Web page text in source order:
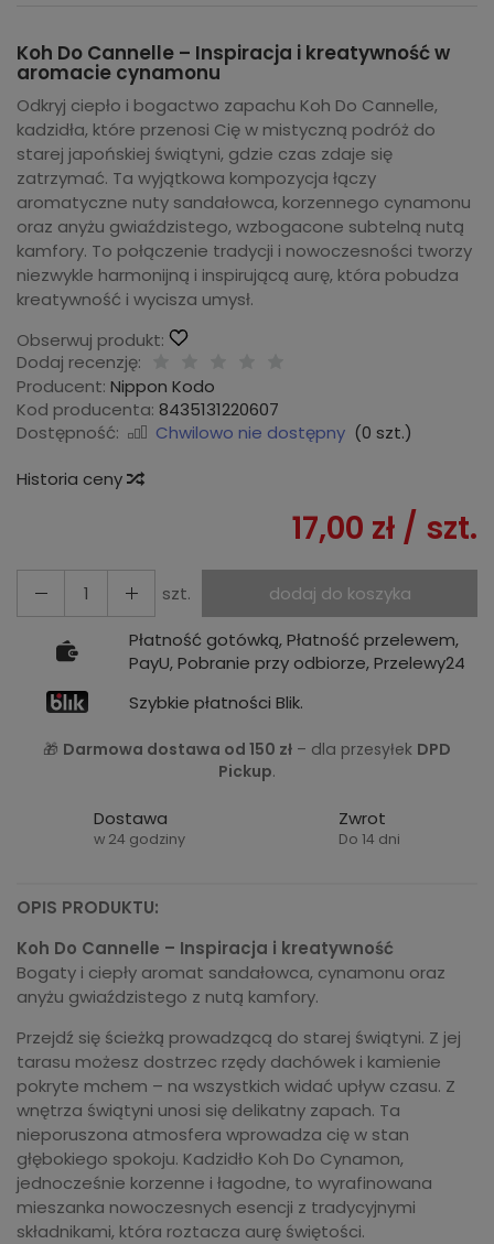
Koh Do Cannelle – Inspiracja i kreatywność w
aromacie cynamonu
Odkryj ciepło i bogactwo zapachu Koh Do Cannelle,
kadzidła, które przenosi Cię w mistyczną podróż do
starej japońskiej świątyni, gdzie czas zdaje się
zatrzymać. Ta wyjątkowa kompozycja łączy
aromatyczne nuty sandałowca, korzennego cynamonu
oraz anyżu gwiaździstego, wzbogacone subtelną nutą
kamfory. To połączenie tradycji i nowoczesności tworzy
niezwykle harmonijną i inspirującą aurę, która pobudza
kreatywność i wycisza umysł.
Obserwuj produkt:
Dodaj recenzję:
Producent: Nippon Kodo
Kod producenta: 8435131220607
Dostępność:
Chwilowo nie dostępny (0 szt.)
Historia ceny
17,00 zł / szt.
szt.
dodaj do koszyka
Płatność gotówką, Płatność przelewem,
PayU, Pobranie przy odbiorze, Przelewy24
Szybkie płatności Blik.
🎁 Darmowa dostawa od 150 zł – dla przesyłek DPD
Pickup.
Dostawa
w 24 godziny
Zwrot
Do 14 dni
OPIS PRODUKTU:
Koh Do Cannelle – Inspiracja i kreatywność
Bogaty i ciepły aromat sandałowca, cynamonu oraz
anyżu gwiaździstego z nutą kamfory.
Przejdź się ścieżką prowadzącą do starej świątyni. Z jej
tarasu możesz dostrzec rzędy dachówek i kamienie
pokryte mchem – na wszystkich widać upływ czasu. Z
wnętrza świątyni unosi się delikatny zapach. Ta
nieporuszona atmosfera wprowadza cię w stan
głębokiego spokoju. Kadzidło Koh Do Cynamon,
jednocześnie korzenne i łagodne, to wyrafinowana
mieszanka nowoczesnych esencji z tradycyjnymi
składnikami, która roztacza aurę świętości.